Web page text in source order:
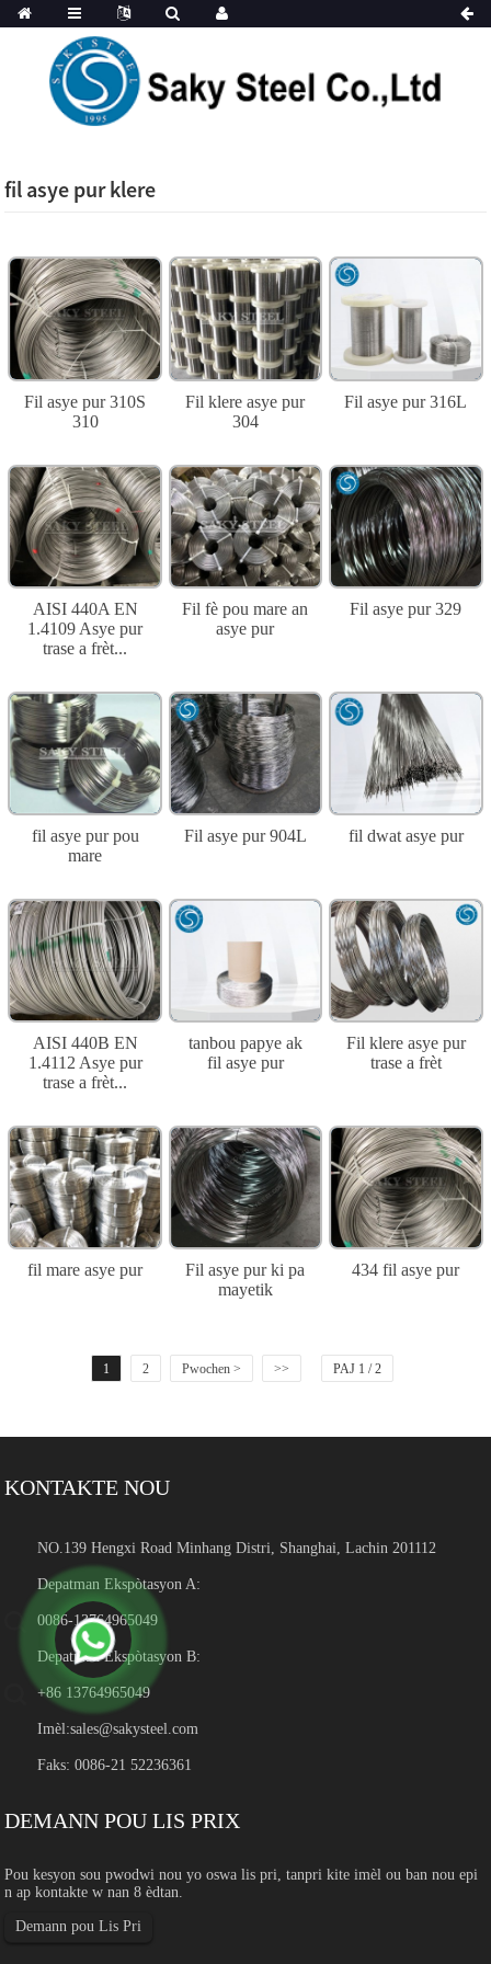
fil asye pur klere
Fil asye pur 310S
310
Fil klere asye pur
304
Fil asye pur 316L
AISI 440A EN
1.4109 Asye pur
trase a frèt...
Fil fè pou mare an
asye pur
Fil asye pur 329
fil asye pur pou
mare
Fil asye pur 904L fil dwat asye pur
AISI 440B EN
1.4112 Asye pur
trase a frèt...
tanbou papye ak
fil asye pur
Fil klere asye pur
trase a frèt
fil mare asye pur
Fil asye pur ki pa
mayetik
434 fil asye pur
1 2 Pwochen > >> PAJ 1 / 2
KONTAKTE NOU
NO.139 Hengxi Road Minhang Distri, Shanghai, Lachin 201112
Depatman Ekspòtasyon A:
0086-13764965049
Depatman Ekspòtasyon B:
+86 13764965049
Imèl:sales@sakysteel.com
Faks: 0086-21 52236361
DEMANN POU LIS PRIX
Pou kesyon sou pwodwi nou yo oswa lis pri, tanpri kite imèl ou ban nou epi
n ap kontakte w nan 8 èdtan.
Demann pou Lis Pri